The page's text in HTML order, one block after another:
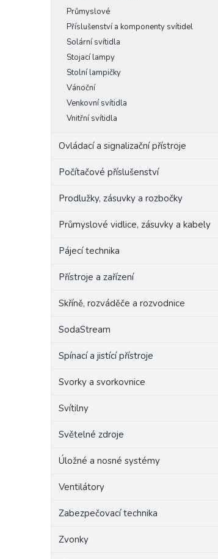
Průmyslové
Příslušenství a komponenty svítidel
Solární svítidla
Stojací lampy
Stolní lampičky
Vánoční
Venkovní svítidla
Vnitřní svítidla
Ovládací a signalizační přístroje
Počítačové příslušenství
Prodlužky, zásuvky a rozbočky
Průmyslové vidlice, zásuvky a kabely
Pájecí technika
Přístroje a zařízení
Skříně, rozváděče a rozvodnice
SodaStream
Spínací a jistící přístroje
Svorky a svorkovnice
Svítilny
Světelné zdroje
Úložné a nosné systémy
Ventilátory
Zabezpečovací technika
Zvonky